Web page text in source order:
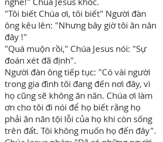
"Tôi biết Chúa ơi, tôi biết" Người đàn
ông kêu lên: "Nhưng bây giờ tôi ăn năn
đây !"
"Quá muộn rồi," Chúa Jesus nói: "Sự
đoán xét đã định".
Người đàn ông tiếp tục: "Có vài người
trong gia đình tôi đang đến nơi đây, vì
họ cũng sẽ không ăn năn. Chúa ơi làm
ơn cho tôi đi nói để họ biết rằng họ
phải ăn năn tội lỗi của họ khi còn sống
trên đất. Tôi không muốn họ đến đây".